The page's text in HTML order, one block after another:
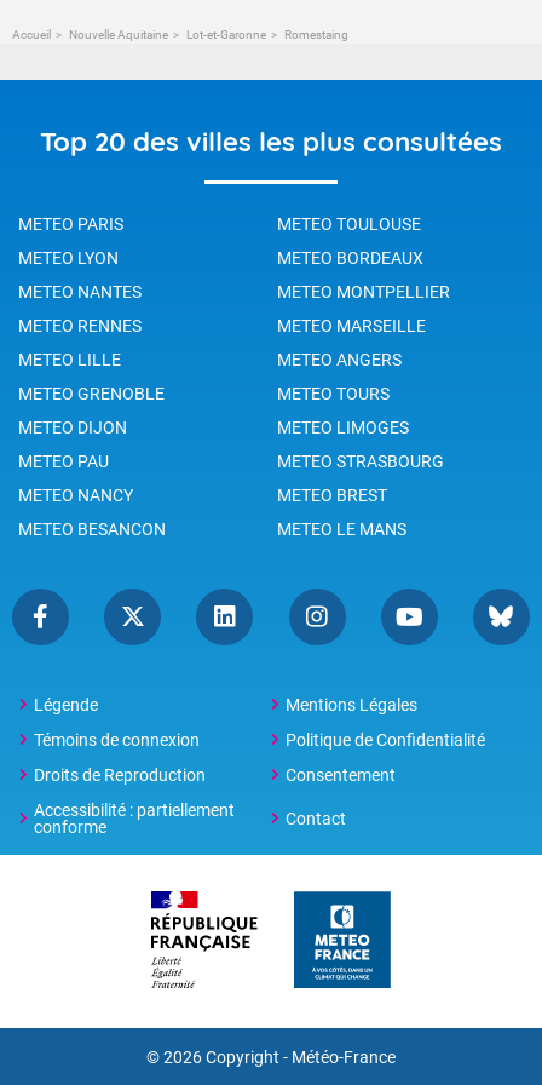
Accueil Nouvelle Aquitaine Lot-et-Garonne Romestaing
Top 20 des villes les plus consultées
METEO PARIS
METEO TOULOUSE
METEO LYON
METEO BORDEAUX
METEO NANTES
METEO MONTPELLIER
METEO RENNES
METEO MARSEILLE
METEO LILLE
METEO ANGERS
METEO GRENOBLE
METEO TOURS
METEO DIJON
METEO LIMOGES
METEO PAU
METEO STRASBOURG
METEO NANCY
METEO BREST
METEO BESANCON
METEO LE MANS
Légende
Mentions Légales
Témoins de connexion
Politique de Confidentialité
Droits de Reproduction
Consentement
Accessibilité : partiellement
conforme
Contact
© 2026 Copyright - Météo-France